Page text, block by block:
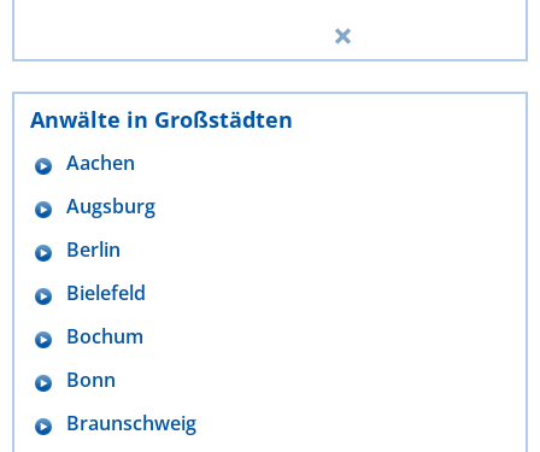
Anwälte in Großstädten
Aachen
Augsburg
Berlin
Bielefeld
Bochum
Bonn
Braunschweig